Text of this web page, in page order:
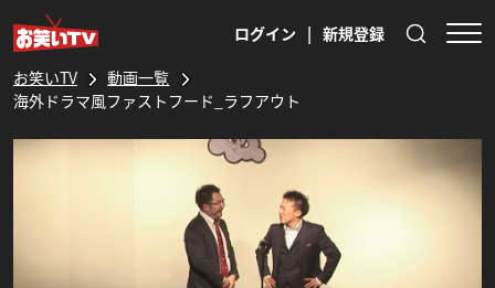
ログイン | 新規登録
お笑いTV
動画一覧
海外ドラマ風ファストフード_ラフアウト